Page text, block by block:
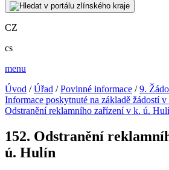
CZ
cs
menu
Úvod /Úřad /Povinné informace /9.
Informace poskytnuté na základě žádostí
Odstranění reklamního zařízení v k. ú.
152. Odstranění
ú. Hulín